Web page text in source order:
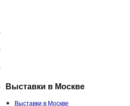
Выставки в Москве
Выставки в Москве